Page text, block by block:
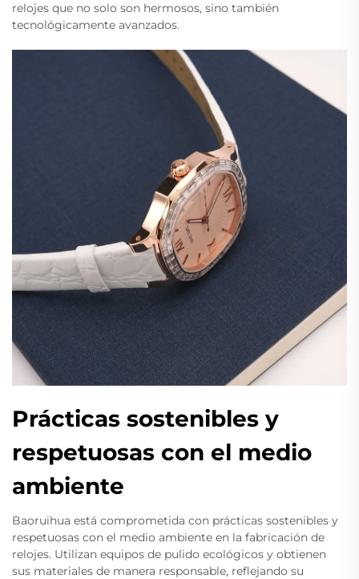
relojes que no solo son hermosos, sino también
tecnológicamente avanzados.
Prácticas sostenibles y
respetuosas con el medio
ambiente
Baoruihua está comprometida con prácticas sostenibles y
respetuosas con el medio ambiente en la fabricación de
relojes. Utilizan equipos de pulido ecológicos y obtienen
sus materiales de manera responsable, reflejando su